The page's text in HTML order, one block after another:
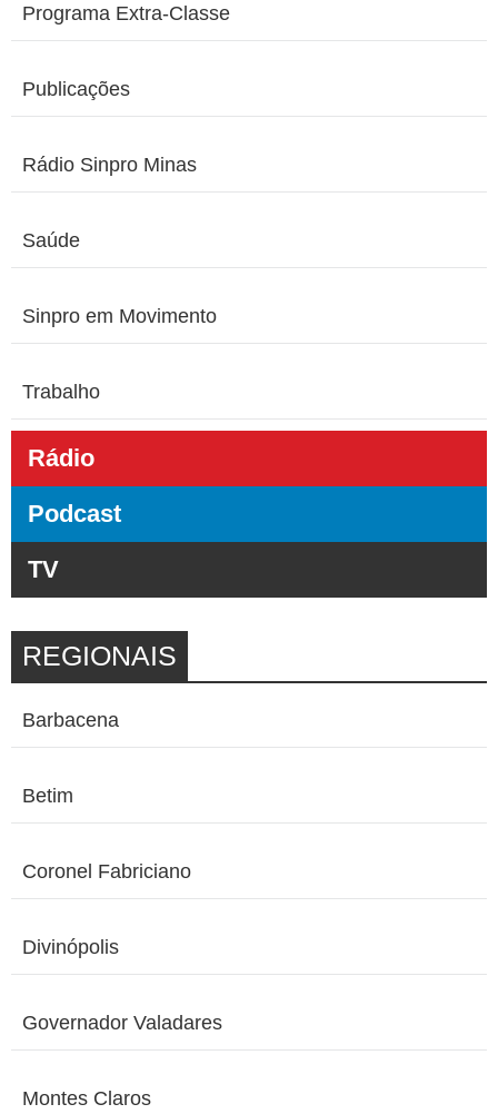
Programa Extra-Classe
Publicações
Rádio Sinpro Minas
Saúde
Sinpro em Movimento
Trabalho
Rádio
Podcast
TV
REGIONAIS
Barbacena
Betim
Coronel Fabriciano
Divinópolis
Governador Valadares
Montes Claros